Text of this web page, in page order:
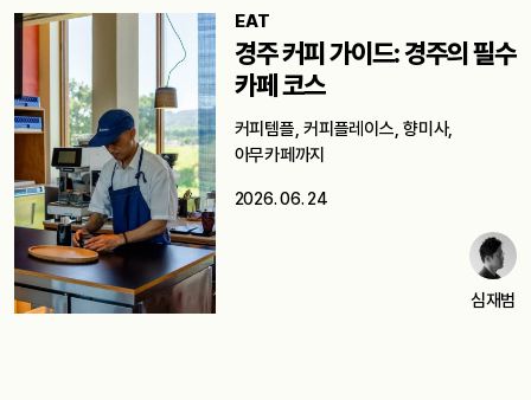
EAT
경주 커피 가이드: 경주의 필수
카페 코스
커피템플, 커피플레이스, 향미사,
아무카페까지
2026. 06. 24
심재범